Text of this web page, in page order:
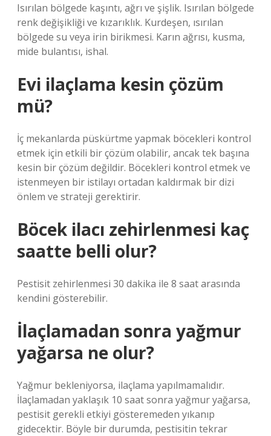
Isırılan bölgede kaşıntı, ağrı ve şişlik. Isırılan bölgede
renk değişikliği ve kızarıklık. Kurdeşen, ısırılan
bölgede su veya irin birikmesi. Karın ağrısı, kusma,
mide bulantısı, ishal.
Evi ilaçlama kesin çözüm
mü?
İç mekanlarda püskürtme yapmak böcekleri kontrol
etmek için etkili bir çözüm olabilir, ancak tek başına
kesin bir çözüm değildir. Böcekleri kontrol etmek ve
istenmeyen bir istilayı ortadan kaldırmak bir dizi
önlem ve strateji gerektirir.
Böcek ilacı zehirlenmesi kaç
saatte belli olur?
Pestisit zehirlenmesi 30 dakika ile 8 saat arasında
kendini gösterebilir.
İlaçlamadan sonra yağmur
yağarsa ne olur?
Yağmur bekleniyorsa, ilaçlama yapılmamalıdır.
İlaçlamadan yaklaşık 10 saat sonra yağmur yağarsa,
pestisit gerekli etkiyi gösteremeden yıkanıp
gidecektir. Böyle bir durumda, pestisitin tekrar